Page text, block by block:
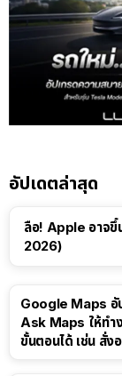
อัปเดตล่าสุด
ลือ! Apple อาจขึ้
2026)
Google Maps อั
Ask Maps ให้ทำ
ขั้นตอนได้ เช่น สั่ง